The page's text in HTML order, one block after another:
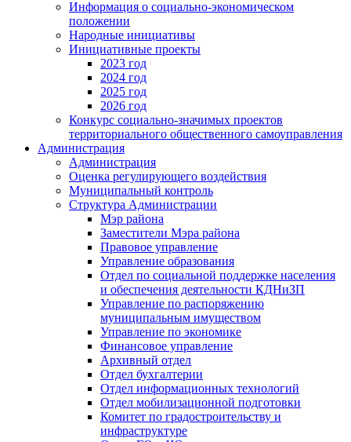
Информация о социально-экономическом
положении
Народные инициативы
Инициативные проекты
2023 год
2024 год
2025 год
2026 год
Конкурс социально-значимых проектов
территориального общественного самоуправления
Администрация
Администрация
Оценка регулирующего воздействия
Муниципальный контроль
Структура Администрации
Мэр района
Заместители Мэра района
Правовое управление
Управление образования
Отдел по социальной поддержке населения
и обеспечения деятельности КДНиЗП
Управление по распоряжению
муниципальным имуществом
Управление по экономике
Финансовое управление
Архивный отдел
Отдел бухгалтерии
Отдел информационных технологий
Отдел мобилизационной подготовки
Комитет по градостроительству и
инфраструктуре